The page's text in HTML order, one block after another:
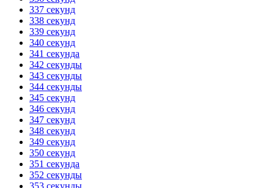
337 секунд
338 секунд
339 секунд
340 секунд
341 секунда
342 секунды
343 секунды
344 секунды
345 секунд
346 секунд
347 секунд
348 секунд
349 секунд
350 секунд
351 секунда
352 секунды